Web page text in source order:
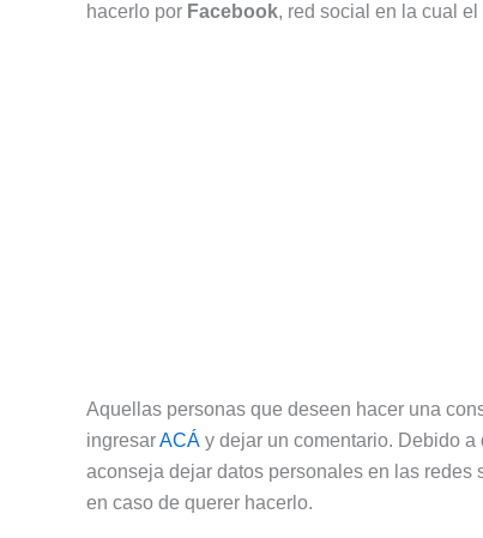
hacerlo por Facebook, red social en la cual
Aquellas personas que deseen hacer una
ingresarACÁ y dejar un comentario. Debido
aconseja dejar datos personales en las
en caso de querer hacerlo.